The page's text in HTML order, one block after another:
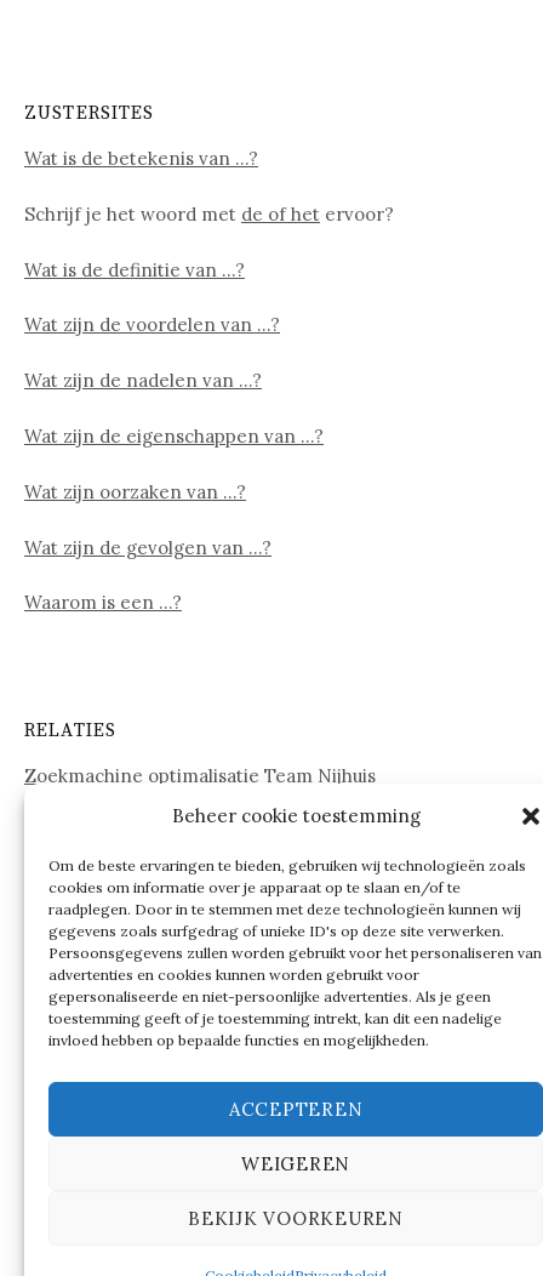
Beheer cookie toestemming
Om de beste ervaringen te bieden, gebruiken wij technologieën zoals
cookies om informatie over je apparaat op te slaan en/of te
raadplegen. Door in te stemmen met deze technologieën kunnen wij
gegevens zoals surfgedrag of unieke ID's op deze site verwerken.
Persoonsgegevens zullen worden gebruikt voor het personaliseren van
advertenties en cookies kunnen worden gebruikt voor
gepersonaliseerde en niet-persoonlijke advertenties. Als je geen
toestemming geeft of je toestemming intrekt, kan dit een nadelige
invloed hebben op bepaalde functies en mogelijkheden.
ACCEPTEREN
WEIGEREN
BEKIJK VOORKEUREN
ZUSTERSITES
Wat is de betekenis van …?
Schrijf je het woord met de of het ervoor?
Wat is de definitie van …?
Wat zijn de voordelen van …?
Wat zijn de nadelen van …?
Wat zijn de eigenschappen van …?
Wat zijn oorzaken van …?
Wat zijn de gevolgen van …?
Waarom is een …?
RELATIES
Zoekmachine optimalisatie Team Nijhuis
Ondersteund doorWordPress |Thema:Graphy